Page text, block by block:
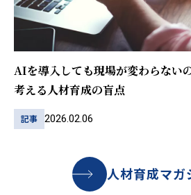
AIを導入しても現場が変わらないの
考える人材育成の盲点
記事 2026.02.06
人材育成マガ